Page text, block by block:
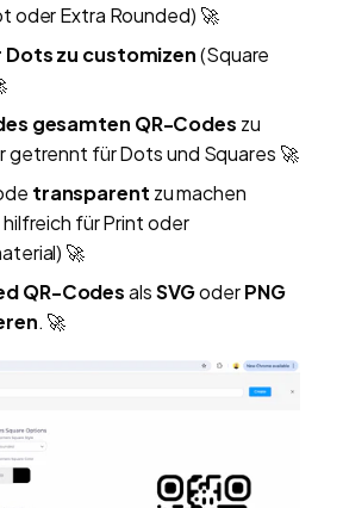
oder Extra Rounded) 🚀
Dots zu customizen(Square
gesamten QR-Codes zu
getrennt für Dots und Squares 🚀
transparent zu machen
für Print oder
🚀
QR-CodesalsSVGoderPNG
. 🚀